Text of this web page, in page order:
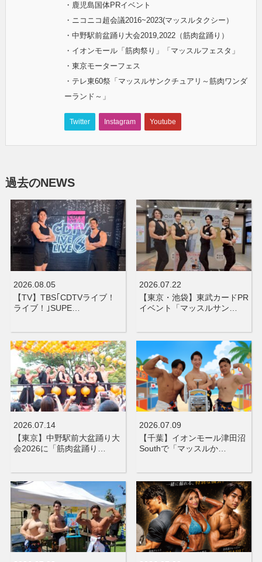
・鹿児島国体PRイベント
・ニコニコ超会議2016~2023(マッスルタクシー）
・中野駅前盆踊り大会2019,2022（筋肉盆踊り）
・イオンモール「筋肉祭り」「マッスルフェスタ」
・東京モーターフェス
・テレ東60祭「マッスルサンクチュアリ～筋肉ワンダ
ーランド～」
Twitter Instagram Youtube
過去のNEWS
2026.08.05
【TV】TBS｢CDTVライブ！
ライブ！｣SUPE…
2026.07.22
【東京・池袋】東武カードPR
イベント「マッスルサン…
2026.07.14
【東京】中野駅前大盆踊り大
会2026に「筋肉盆踊り…
2026.07.09
【千葉】イオンモール津田沼
Southで「マッスルか…